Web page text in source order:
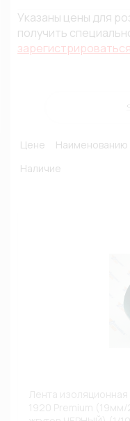
Указаны цены для
получить
зарегистрироваться
Цене Наименованию
Наличие